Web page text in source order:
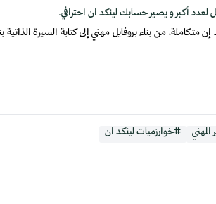
لعدد أكبر و يصير حسابك لينكد ان احترافي.
من بناء بروفايل مهني إلى كتابة السيرة الذاتية
#خوارزميات لينكد ان